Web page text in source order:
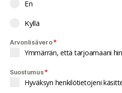
En
Kyllä
Arvonlisävero*
Ymmärrän, että tarjoamaani
Suostumus*
Hyväksyn henkilötietojeni